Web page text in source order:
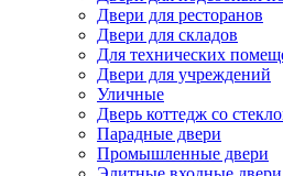
Двери для ресторанов
Двери для складов
Для технических
Двери для учреждений
Уличные
Дверь коттедж со
Парадные двери
Промышленные двери